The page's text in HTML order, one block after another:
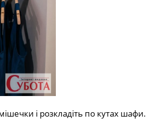
і розкладіть по кутах шафи.